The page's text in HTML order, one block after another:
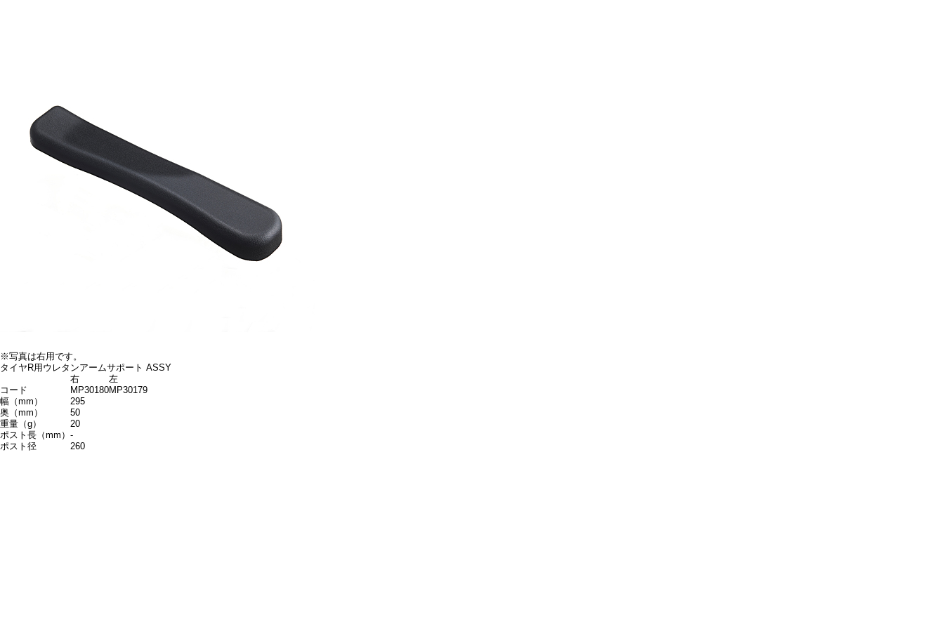
※写真は右用です。
タイヤR用ウレタンアームサポート ASSY
右
左
コード
MP30180MP30179
幅（mm）
295
奥（mm）
50
重量（g）
20
ポスト長（mm） -
ポスト径
260